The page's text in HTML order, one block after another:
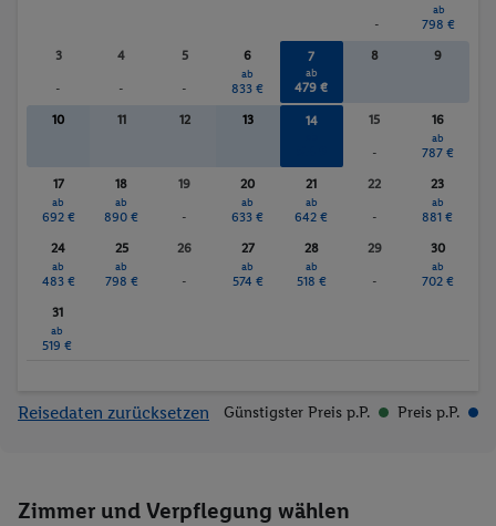
-
ab
798 €
3
-
4
-
5
-
6
ab
833 €
7
ab
479 €
8 9
10 11 12 13 14 15
-
16
ab
787 €
17
ab
692 €
18
ab
890 €
19
-
20
ab
633 €
21
ab
642 €
22
-
23
ab
881 €
24
ab
483 €
25
ab
798 €
26
-
27
ab
574 €
28
ab
518 €
29
-
30
ab
702 €
31
ab
519 €
Reisedaten zurücksetzen Günstigster Preis p.P. Preis p.P.
Zimmer und Verpflegung wählen